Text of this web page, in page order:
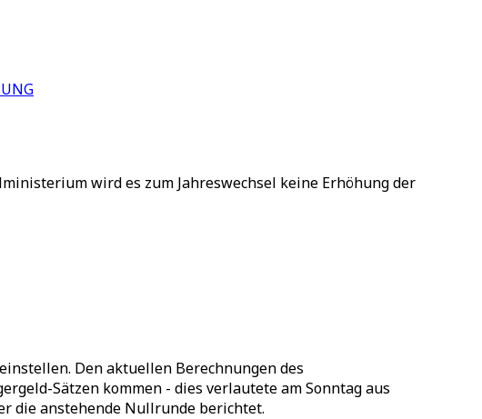
wird es zum Jahreswechsel keine Erhöhung der
Den aktuellen Berechnungen des
Sätzen kommen - dies verlautete am Sonntag aus
die anstehende Nullrunde berichtet.